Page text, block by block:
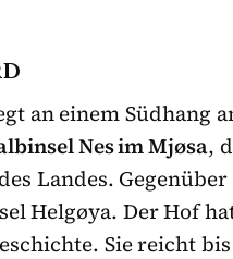
an einem Südhang
Nes im Mjøsa,
Landes.
Helgøya. Der Hof
Sie reicht